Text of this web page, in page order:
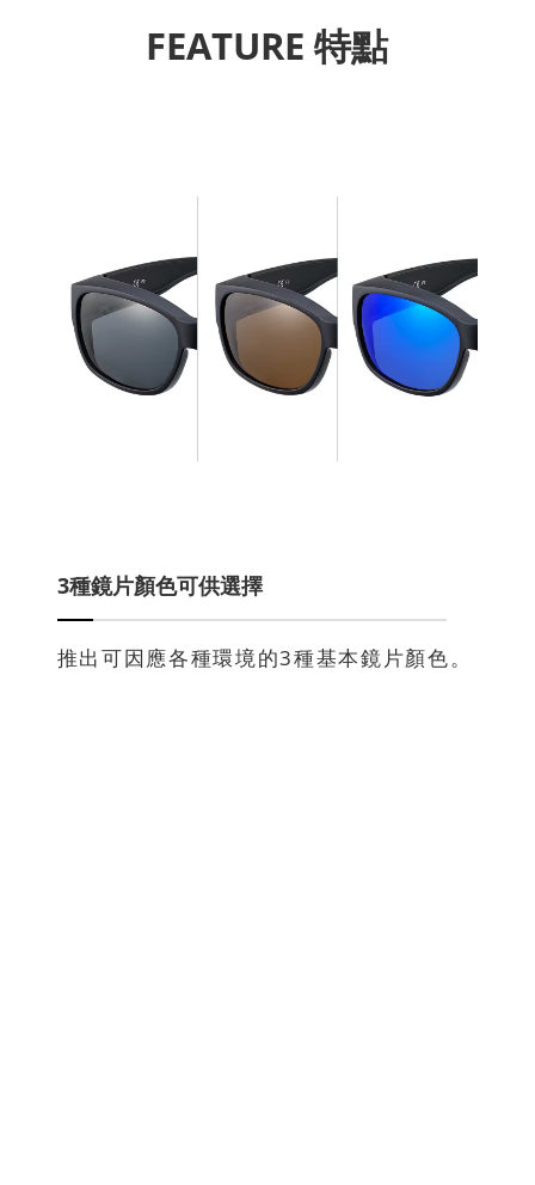
FEATURE 特點
3種鏡片顏色可供選擇
推出可因應各種環境的3種基本鏡片顏色。